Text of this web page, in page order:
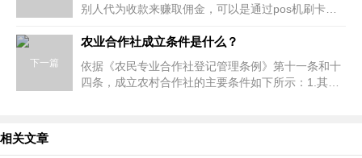
别人代为收款来赚取佣金，可以是通过pos机刷卡也
险，比如有可能涉及赌博、
下一篇
农业合作社成立条件是什么？
依据《农民专业合作社登记管理条例》第十一条和十
四条，成立农村合作社的主要条件如下所示：1.其中
相关文章